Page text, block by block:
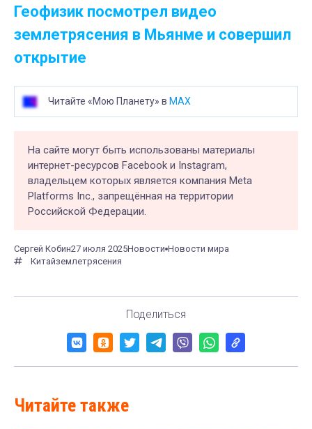
Геофизик посмотрел видео
землетрясения в Мьянме и совершил
открытие
Читайте «Мою Планету» в MAX
На сайте могут быть использованы материалы
интернет-ресурсов Facebook и Instagram,
владельцем которых является компания Meta
Platforms Inc., запрещённая на территории
Российской Федерации.
Сергей Кобин27 июля 2025Новости Новости мира
Китайземлетрясения
Поделиться
Читайте также